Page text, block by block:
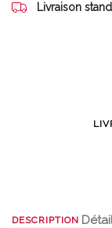
Livraison
DESCRIPTION